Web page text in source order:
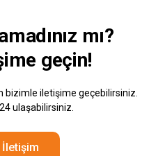
mı?
geçin!
bizimle iletişime geçebilirsiniz.
ulaşabilirsiniz.
İletişim